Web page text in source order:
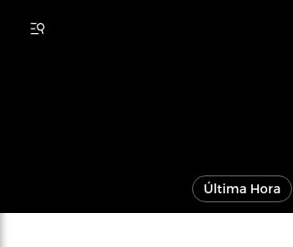
Última Hora